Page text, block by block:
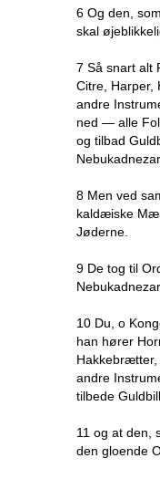
6 Og den,
skal
7 Så snart alt
Citre, Harper,
andre
ned — alle
og tilbad
8 Men ved
kaldæiske
Jøderne.
9 De tog til
10 Du, o
han hører
andre
tilbede
11 og at den,
den gloende